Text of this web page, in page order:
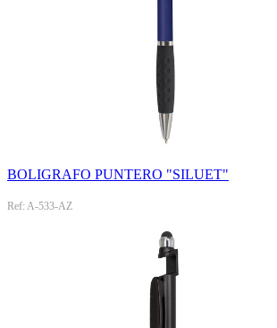
BOLIGRAFO PUNTERO "SILUET"
Ref: A-533-AZ